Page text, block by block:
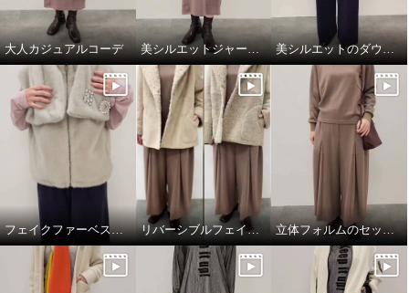
大人カジュアルコーデ 美シルエットジャージーワンピース 美シルエットのダウンジャケット
フェイクファーベスト&マフラー リバーシブルフェイクムートンコート 立体フォルムのセットアップコーデ